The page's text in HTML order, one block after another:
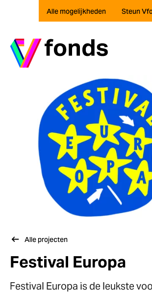
Ga naar home
Alle mogelijkheden Steun
Alle projecten
Festival Europa
Festival Europa is de leukste